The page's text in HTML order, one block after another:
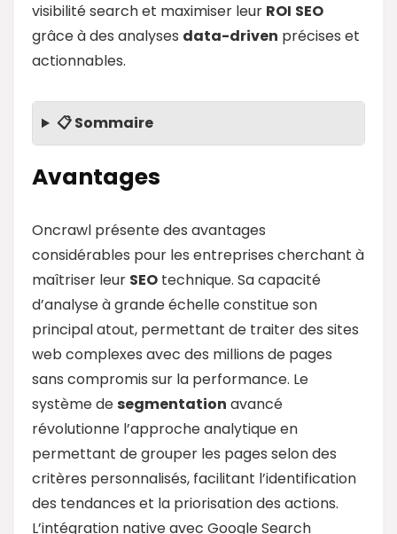
visibilité search et maximiser leur ROI SEO
grâce à des analyses data-driven précises et
actionnables.
📋 Sommaire
Avantages
Oncrawl présente des avantages
considérables pour les entreprises cherchant à
maîtriser leur SEO technique. Sa capacité
d’analyse à grande échelle constitue son
principal atout, permettant de traiter des sites
web complexes avec des millions de pages
sans compromis sur la performance. Le
système desegmentation avancé
révolutionne l’approche analytique en
permettant de grouper les pages selon des
critères personnalisés, facilitant l’identification
des tendances et la priorisation des actions.
L’intégration native avec Google Search